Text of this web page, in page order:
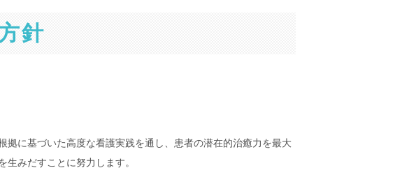
針
拠に基づいた高度な看護実践を通し、患者の潜在的治癒力を最大
生みだすことに努力します。